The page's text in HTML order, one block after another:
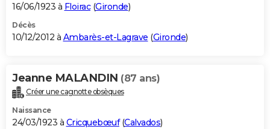
16/06/1923 à Floirac(Gironde)
Décès
10/12/2012 à Ambarès-et-Lagrave (Gironde)
Jeanne MALANDIN (87 ans)
Créer une cagnotte obsèques
Naissance
24/03/1923 à Cricquebœuf(Calvados)